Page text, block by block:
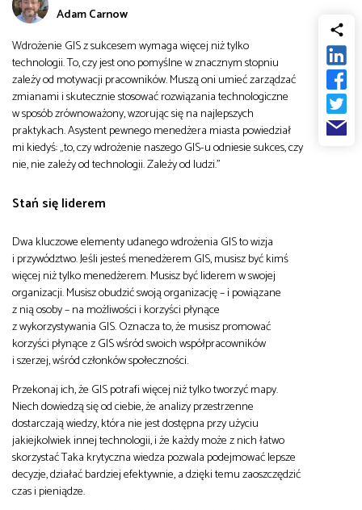
od
do
Infrastruktura i telekomunikacja
Turystyka i rekreacja
Architektura, inżynieria i budownictwo
Adam Carnow
Wdrożenie GIS z sukcesem wymaga więcej niż tylko
technologii. To, czy jest ono pomyślne w znacznym stopniu
zależy od motywacji pracowników. Muszą oni umieć zarządzać
zmianami i skutecznie stosować rozwiązania technologiczne
w sposób zrównoważony, wzorując się na najlepszych
praktykach. Asystent pewnego menedżera miasta powiedział
mi kiedyś: „to, czy wdrożenie naszego GIS-u odniesie sukces, czy
nie, nie zależy od technologii. Zależy od ludzi.”
Stań się liderem
Dwa kluczowe elementy udanego wdrożenia GIS to wizja
i przywództwo. Jeśli jesteś menedżerem GIS, musisz być kimś
więcej niż tylko menedżerem. Musisz być liderem w swojej
organizacji. Musisz obudzić swoją organizację – i powiązane
z nią osoby – na możliwości i korzyści płynące
z wykorzystywania GIS. Oznacza to, że musisz promować
korzyści płynące z GIS wśród swoich współpracowników
i szerzej, wśród członków społeczności.
Przekonaj ich, że GIS potrafi więcej niż tylko tworzyć mapy.
Niech dowiedzą się od ciebie, że analizy przestrzenne
dostarczają wiedzy, która nie jest dostępna przy użyciu
jakiejkolwiek innej technologii, i że każdy może z nich łatwo
skorzystać Taka krytyczna wiedza pozwala podejmować lepsze
decyzje, działać bardziej efektywnie, a dzięki temu zaoszczędzić
czas i pieniądze.